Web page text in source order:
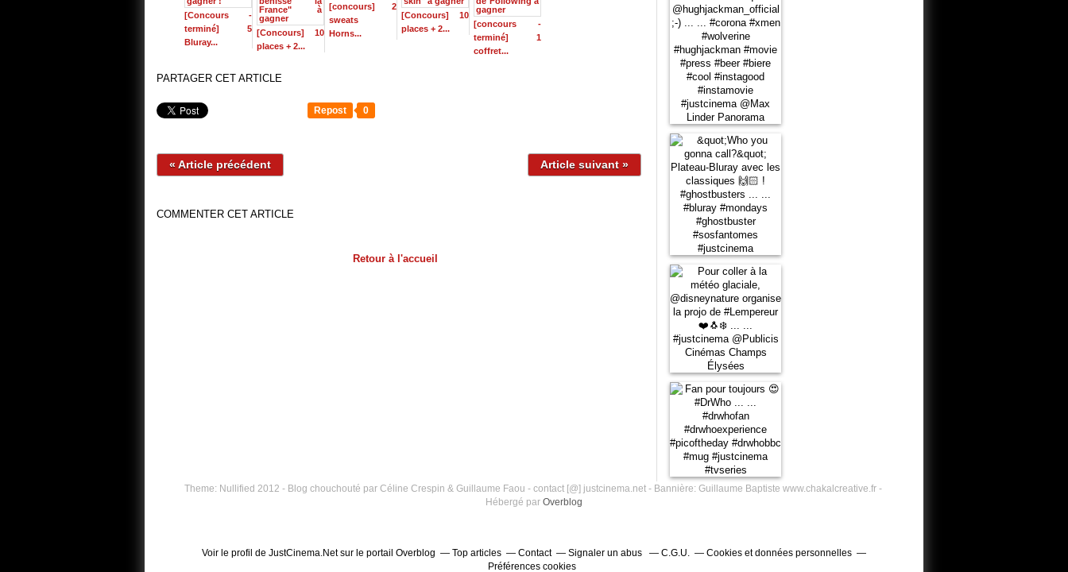
[Concours -
terminé] 5
Bluray...
[Concours] 10
places + 2...
[concours] 2
sweats
Horns...
[Concours] 10
places + 2...
[concours -
terminé] 1
coffret...
PARTAGER CET ARTICLE
Repost 0
« Article précédent Article suivant »
COMMENTER CET ARTICLE
Retour à l'accueil
Theme: Nullified 2012 - Blog chouchouté par Céline Crespin & Guillaume Faou - contact [@] justcinema.net - Bannière: Guillaume Baptiste www.chakalcreative.fr -
Hébergé par Overblog
Voir le profil de JustCinema.Netsur le portail Overblog Top articles Contact Signaler un abus C.G.U.
Cookies et données personnelles
Préférences cookies